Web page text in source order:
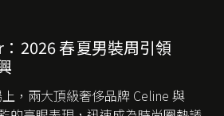
2026 春夏男裝周引領
，兩大頂級奢侈品牌 Celine 與